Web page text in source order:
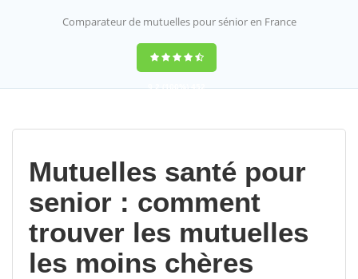
Comparateur de mutuelles pour sénior en France
9,2(100%)452
Mutuelles santé pour
senior : comment
trouver les mutuelles
les moins chères